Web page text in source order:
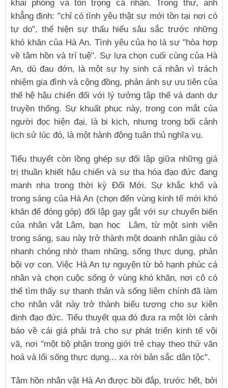
khai phóng và tôn trọng cá nhân. Trong thư, anh
khẳng định: "chỉ có tình yêu thật sự mới tồn tại nơi có
tự do", thể hiện sự thấu hiểu sâu sắc trước những
khó khăn của Hà An. Tình yêu của họ là sự "hòa hợp
về tâm hồn và trí tuệ". Sự lựa chọn cuối cùng của Hà
An, dù đau đớn, là một sự hy sinh cá nhân vì trách
nhiệm gia đình và cộng đồng, phản ánh sự ưu tiên của
thế hệ hậu chiến đối với lý tưởng tập thể và danh dự
truyền thống. Sự khuất phục này, trong con mắt của
người đọc hiện đại, là bi kịch, nhưng trong bối cảnh
lịch sử lúc đó, là một hành động tuân thủ nghĩa vụ.
Tiểu thuyết còn lồng ghép sự đối lập giữa những giá
trị thuần khiết hậu chiến và sự tha hóa đạo đức đang
manh nha trong thời kỳ Đổi Mới. Sự khắc khổ và
trong sáng của Hà An (chọn đến vùng kinh tế mới khó
khăn để đóng góp) đối lập gay gắt với sự chuyển biến
của nhân vật Lâm, bạn học Lâm, từ một sinh viên
trong sáng, sau này trở thành một doanh nhân giàu có
nhanh chóng nhờ tham nhũng, sống thực dụng, phản
bội vợ con. Việc Hà An tự nguyện từ bỏ hạnh phúc cá
nhân và chọn cuộc sống ở vùng khó khăn, nơi cô có
thể tìm thấy sự thanh thản và sống liêm chính đã làm
cho nhân vật này trở thành biểu tượng cho sự kiên
định đạo đức. Tiểu thuyết qua đó đưa ra một lời cảnh
báo về cái giá phải trả cho sự phát triển kinh tế vội
vã, nơi "một bộ phận trong giới trẻ chạy theo thứ văn
hoá và lối sống thực dụng... xa rời bản sắc dân tộc".
Tâm hồn nhân vật Hà An được bồi đắp, trước hết, bởi